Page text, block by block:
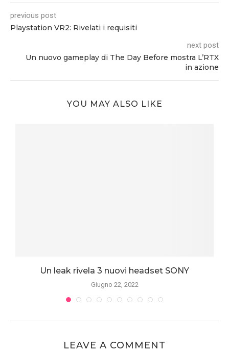
previous post
Playstation VR2: Rivelati i requisiti
next post
Un nuovo gameplay di The Day Before mostra L’RTX
in azione
YOU MAY ALSO LIKE
Un leak rivela 3 nuovi headset SONY
Giugno 22, 2022
LEAVE A COMMENT